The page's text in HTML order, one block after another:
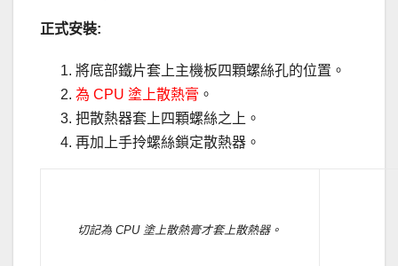
正式安裝:
將底部鐵片套上主機板四顆螺絲孔的位置。
為 CPU 塗上散熱膏 。
把散熱器套上四顆螺絲之上。
再加上手拎螺絲鎖定散熱器。
切記為 CPU 塗上散熱膏才套上散熱器。